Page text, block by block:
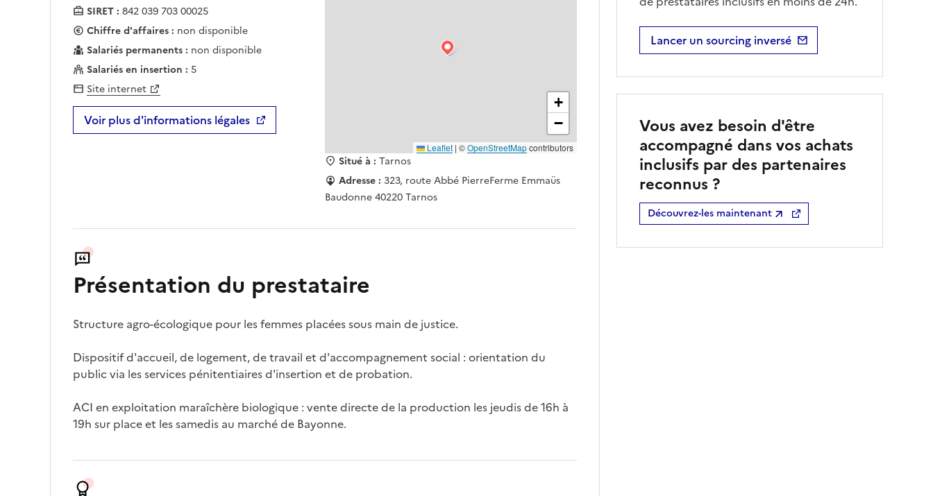
SIRET : 842 039 703 00025
Chiffre d'affaires : non disponible
Salariés permanents : non disponible
Salariés en insertion : 5
Site internet
Voir plus d'informations légales
+
−
Leaflet | ©OpenStreetMapcontributors
Situé à : Tarnos
Adresse : 323, route Abbé PierreFerme Emmaüs
Baudonne 40220 Tarnos
Présentation du prestataire
Structure agro-écologique pour les femmes placées sous main de justice.
Dispositif d'accueil, de logement, de travail et d'accompagnement social : orientation du
public via les services pénitentiaires d'insertion et de probation.
ACI en exploitation maraîchère biologique : vente directe de la production les jeudis de 16h à
19h sur place et les samedis au marché de Bayonne.
Lancer un sourcing inversé
Vous avez besoin d'être
accompagné dans vos achats
inclusifs par des partenaires
reconnus ?
Découvrez-les maintenant